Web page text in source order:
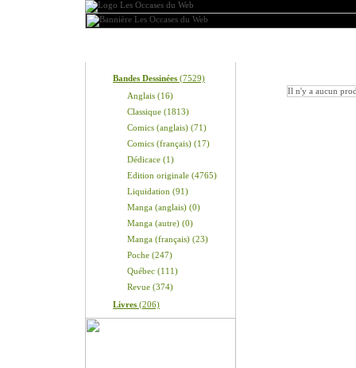
Bandes Dessinées (7529)
Anglais (16)
Classique (1813)
Comics (anglais) (71)
Comics (français) (17)
Dédicace (1)
Edition originale (4765)
Liquidation (91)
Manga (anglais) (0)
Manga (autre) (0)
Manga (français) (23)
Poche (247)
Québec (111)
Revue (374)
Livres (206)
Il n'y a aucun